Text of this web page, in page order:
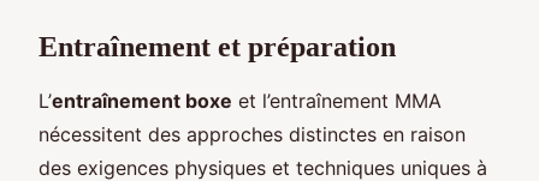
Entraînement et préparation
L’entraînement boxe et l’entraînement MMA
nécessitent des approches distinctes en raison
des exigences physiques et techniques uniques à